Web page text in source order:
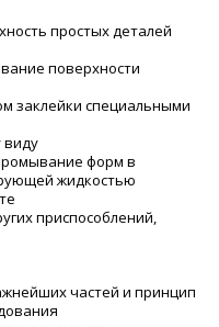
простых деталей
поверхности
заклейки специальными
виду
форм в
жидкостью
приспособлений,
частей и принцип